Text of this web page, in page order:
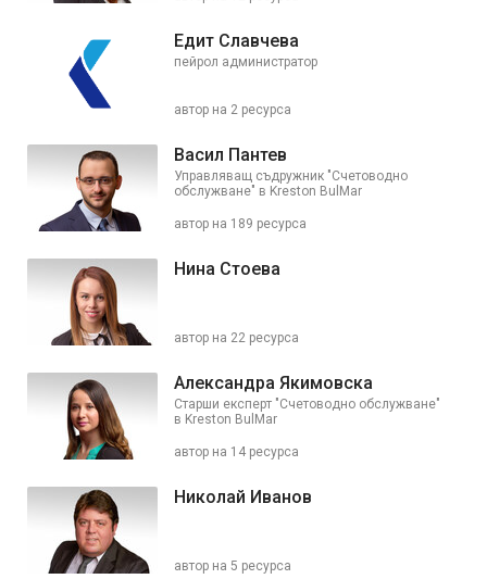
Едит Славчева
пейрол администратор
автор на 2 ресурса
Васил Пантев
Управляващ съдружник "Счетоводно
обслужване" в Kreston BulMar
автор на 189 ресурса
Нина Стоева
автор на 22 ресурса
Александра Якимовска
Старши експерт "Счетоводно обслужване"
в Kreston BulMar
автор на 14 ресурса
Николай Иванов
автор на 5 ресурса